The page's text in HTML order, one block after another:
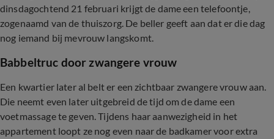
dinsdagochtend 21 februari krijgt de dame een telefoontje,
zogenaamd van de thuiszorg. De beller geeft aan dat er die dag
nog iemand bij mevrouw langskomt.
Babbeltruc door zwangere vrouw
Een kwartier later al belt er een zichtbaar zwangere vrouw aan.
Die neemt even later uitgebreid de tijd om de dame een
voetmassage te geven. Tijdens haar aanwezigheid in het
appartement loopt ze nog even naar de badkamer voor extra